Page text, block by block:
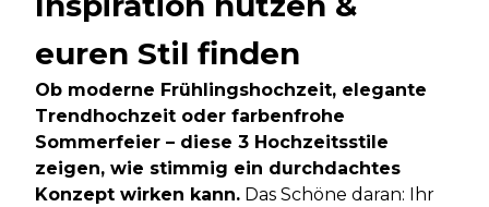
euren Stil finden
Ob moderne Frühlingshochzeit, elegante
Trendhochzeit oder farbenfrohe
Sommerfeier – diese 3 Hochzeitsstile
zeigen, wie stimmig ein durchdachtes
Konzept wirken kann. Das Schöne daran: Ihr